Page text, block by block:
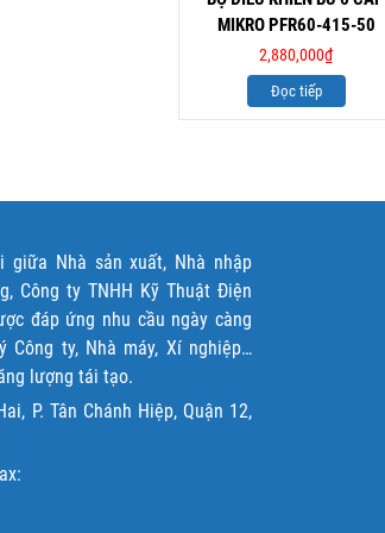
MIKRO PFR60-415-50
2,880,000₫
Đọc tiếp
Nhà sản xuất, Nhà nhập
Công ty TNHH Kỹ Thuật Điện
đáp ứng nhu cầu ngày càng
Công ty, Nhà máy, Xí nghiệp…
lượng tái tạo.
P. Tân Chánh Hiệp, Quận 12,